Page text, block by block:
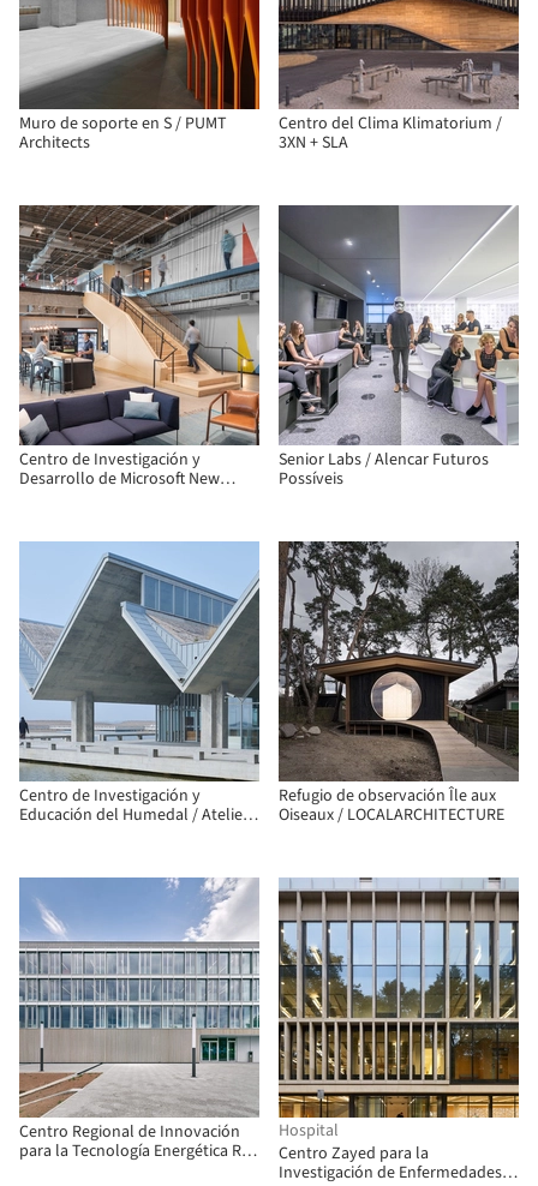
Muro de soporte en S / PUMT
Architects
Centro del Clima Klimatorium /
3XN + SLA
Centro de Investigación y
Desarrollo de Microsoft New
Senior Labs / Alencar Futuros
Possíveis
Centro de Investigación y
Educación del Humedal / Atelier
Refugio de observación Île aux
Oiseaux / LOCALARCHITECTURE
Centro Regional de Innovación
para la Tecnología Energética RIZ
Hospital
Centro Zayed para la
Investigación de Enfermedades